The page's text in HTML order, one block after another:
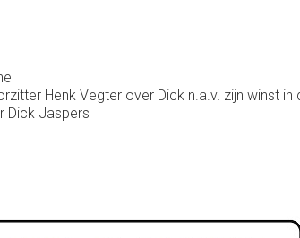
Henk Vegter over Dick n.a.v. zijn winst
Dick Jaspers